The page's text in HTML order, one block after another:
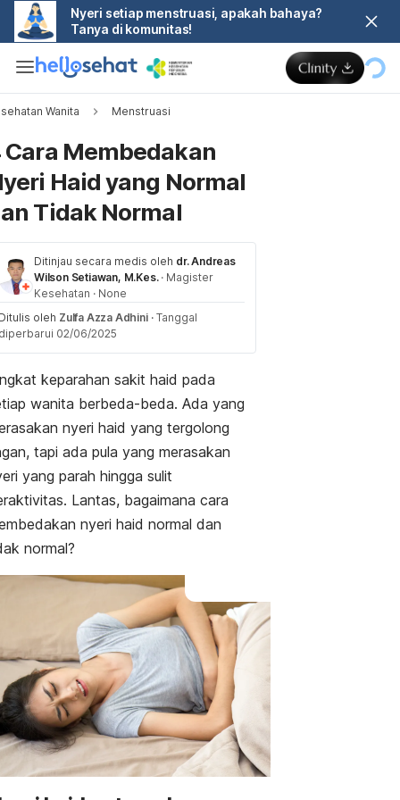
Nyeri setiap menstruasi, apakah bahaya?
Tanya di komunitas!
Wanita Menstruasi
Cara Membedakan
Haid yang Normal
Tidak Normal
Ditinjau secara medis oleh dr. Andreas
Wilson Setiawan, M.Kes. · Magister
Kesehatan · None
oleh Zulfa Azza Adhini · Tanggal
02/06/2025
keparahan sakit haid pada
wanita berbeda-beda. Ada yang
nyeri haid yang tergolong
tapi ada pula yang merasakan
yang parah hingga sulit
Lantas, bagaimana cara
nyeri haid normal dan
normal?